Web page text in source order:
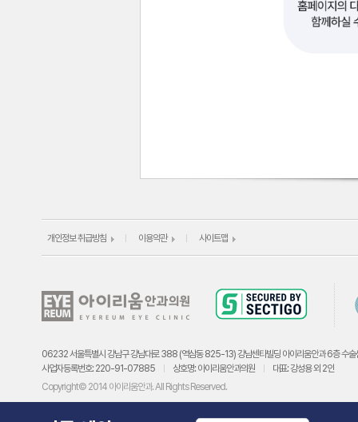
개인정보 취급방침 이용약관 사이트맵
06232 서울특별시 강남구 강남대로 388 (역삼동 825-13) 강남센타빌딩 아이리움안과 6층 수술
사업자등록번호: 220-91-07885
상호명: 아이리움안과의원
대표: 강성용 외 2인
Copyright© 2014 아이리움안과. All Rights Reserved.